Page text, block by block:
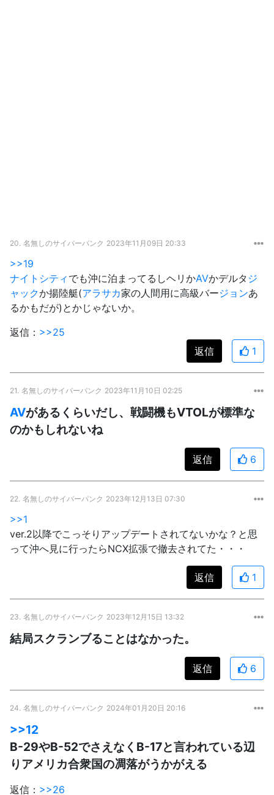
20. 名無しのサイバーパンク 2023年11月09日 20:33
>>19
ナイトシティ でも沖に泊まってるしヘリかAVかデルタ ジ
ャックか揚陸艇(アラサカ家の人間用に高級バージョンあ
るかもだが)とかじゃないか。
返信： >>25
返信
1
21. 名無しのサイバーパンク 2023年11月10日 02:25
AVがあるくらいだし、戦闘機もVTOLが標準な
のかもしれないね
返信 6
22. 名無しのサイバーパンク 2023年12月13日 07:30
>>1
ver.2以降でこっそりアップデートされてないかな？と思
って沖へ見に行ったらNCX拡張で撤去されてた・・・
返信 1
23. 名無しのサイバーパンク 2023年12月15日 13:32
結局スクランブることはなかった。
返信 6
24. 名無しのサイバーパンク 2024年01月20日 20:16
>>12
B-29やB-52でさえなくB-17と言われている辺
りアメリカ合衆国の凋落がうかがえる
返信： >>26